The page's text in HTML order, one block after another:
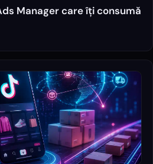
Manager care îți consumă